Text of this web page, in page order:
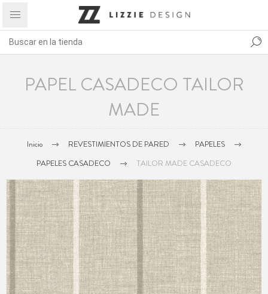
PAPEL CASADECO TAILOR
MADE
Inicio REVESTIMIENTOS DE PARED
PAPELES
PAPELES CASADECO
TAILOR MADE CASADECO